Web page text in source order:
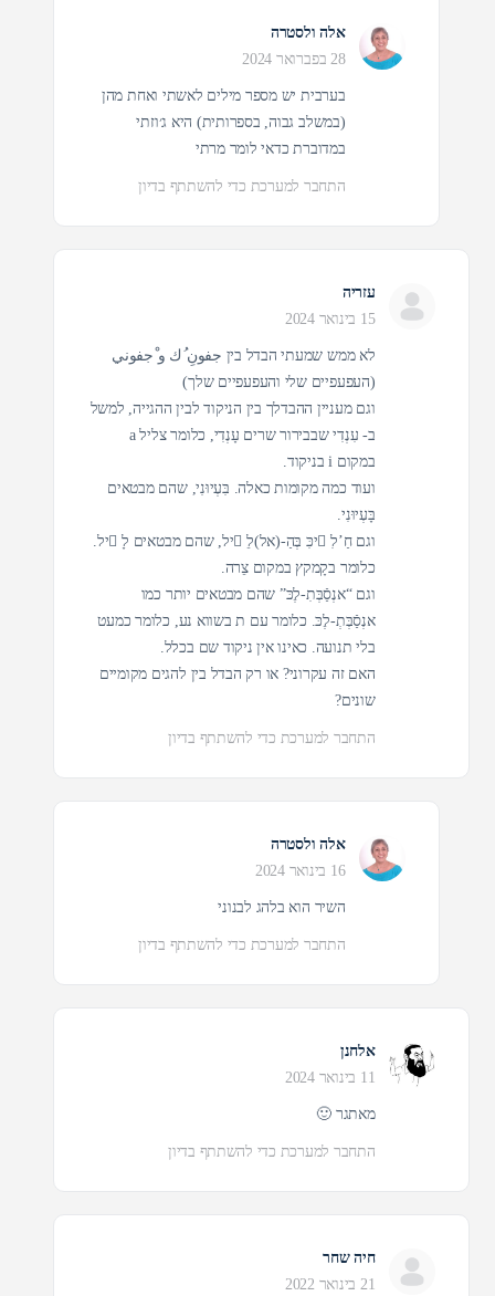
אלה ולסטרה
28 בפברואר 2024
בערבית יש מספר מילים לאשתי ואחת מהן
(במשלב גבוה, בספרותית) היא ג׳וזתי
במדוברת כדאי לומר מרתי
התחבר למערכת כדי להשתתף בדיון
עזריה
15 בינואר 2024
לא ממש שמעתי הבדל בין جفونِ ُك و ْجفوني
(העפעפיים שלי והעפעפיים שלך)
וגם מעניין ההבדלך בין הניקוד לבין ההגייה, למשל
ב- עִנְדִי שבבירור שרים עָנְדִי, כלומר צליל a
במקום i בניקוד.
ועוד כמה מקומות כאלה. בִּעְיוּנִי, שהם מבטאים
בָּעְיוּנִי.
וגם חַ’לִ ّיכִּ בְּהַ-(אל)לֵ ّיל, שהם מבטאים לָ ّיל.
כלומר בקָמקץ במקום צֵרה.
וגם “אנְסַֿבְּתִ-לֶכּ” שהם מבטאים יותר כמו
אנְסַֿבְּתְ-לֶכּ. כלומר עם ת בשווא נע, כלומר כמעט
בלי תנועה. כאינו אין ניקוד שם בכלל.
האם זה עקרוני? או רק הבדל בין להגים מקומיים
שונים?
התחבר למערכת כדי להשתתף בדיון
אלה ולסטרה
16 בינואר 2024
השיר הוא בלהג לבנוני
התחבר למערכת כדי להשתתף בדיון
אלחנן
מאתגר 🙂
התחבר למערכת כדי להשתתף בדיון
חיה שחר